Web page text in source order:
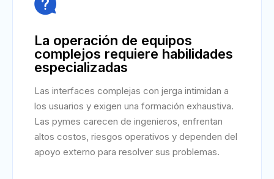
La operación de equipos
complejos requiere habilidades
especializadas
Las interfaces complejas con jerga intimidan a
los usuarios y exigen una formación exhaustiva.
Las pymes carecen de ingenieros, enfrentan
altos costos, riesgos operativos y dependen del
apoyo externo para resolver sus problemas.